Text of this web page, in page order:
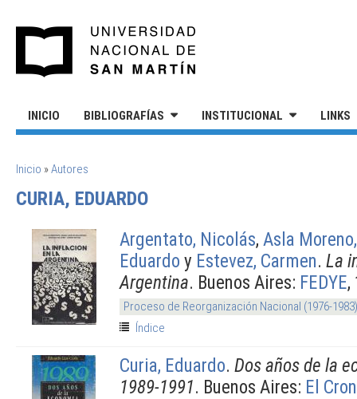
INICIO BIBLIOGRAFÍAS INSTITUCIONAL LINKS
SE ENCUENTRA USTED AQUÍ
Inicio »Autores
CURIA, EDUARDO
Argentato, Nicolás, Asla
Eduardo y Estevez, Carmen. La
Argentina. Buenos Aires: FEDYE,
Proceso de Reorganización Nacional (1976-1983)
Índice
Curia, Eduardo. Dos años de la
1989-1991. Buenos Aires: El